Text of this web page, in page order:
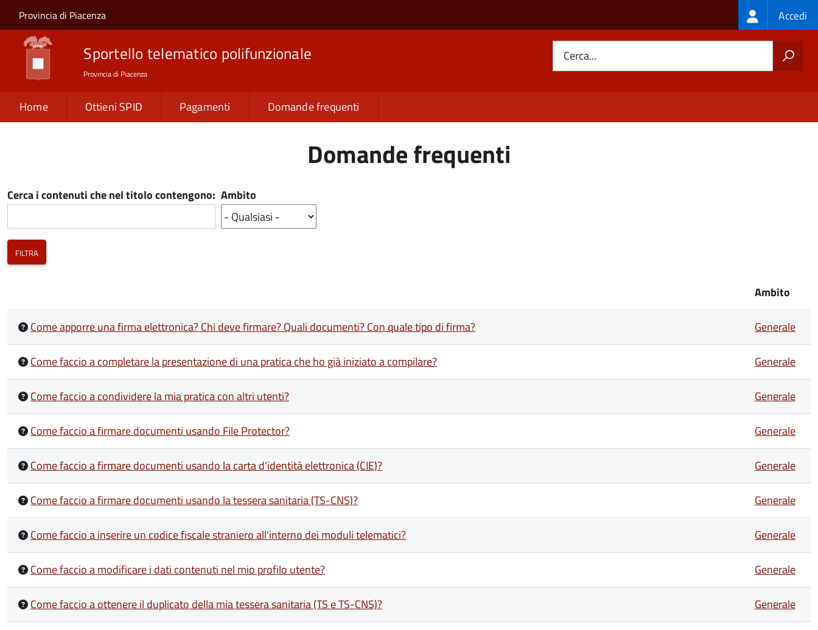
Salta al contenuto principale
Skip to site navigation
Provincia di Piacenza Login
menu
Accedi
Sportello telematico polifunzionale
Provincia di Piacenza
Cerca...
Home Ottieni SPID Pagamenti Domande frequenti
Domande frequenti
Cerca i contenuti che nel titolo contengono: Ambito
Ambito
Come apporre una firma elettronica? Chi deve firmare? Quali documenti? Con quale tipo di firma? Generale
Come faccio a completare la presentazione di una pratica che ho già iniziato a compilare? Generale
Come faccio a condividere la mia pratica con altri utenti? Generale
Come faccio a firmare documenti usando File Protector? Generale
Come faccio a firmare documenti usando la carta d'identità elettronica (CIE)? Generale
Come faccio a firmare documenti usando la tessera sanitaria (TS-CNS)? Generale
Come faccio a inserire un codice fiscale straniero all'interno dei moduli telematici? Generale
Come faccio a modificare i dati contenuti nel mio profilo utente? Generale
Come faccio a ottenere il duplicato della mia tessera sanitaria (TS e TS-CNS)? Generale